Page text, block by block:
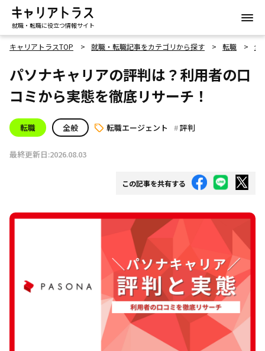
就職・転職に役立つ情報サイト
キャリアトラスTOP 就職・転職記事をカテゴリから探す 転職 全
パソナキャリアの評判は？利用者の口
コミから実態を徹底リサーチ！
転職 全般 転職エージェント 評判
最終更新日:2026.08.03
この記事を共有する